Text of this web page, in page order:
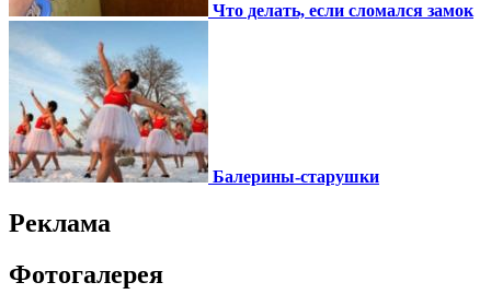
Что делать, если сломался замок
Балерины-старушки
Реклама
Фотогалерея